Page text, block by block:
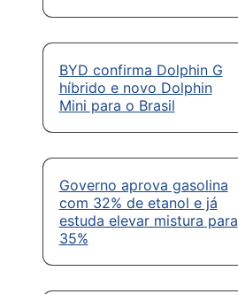
BYD confirma Dolphin G
híbrido e novo Dolphin
Mini para o Brasil
Governo aprova gasolina
com 32% de etanol e já
estuda elevar mistura para
35%